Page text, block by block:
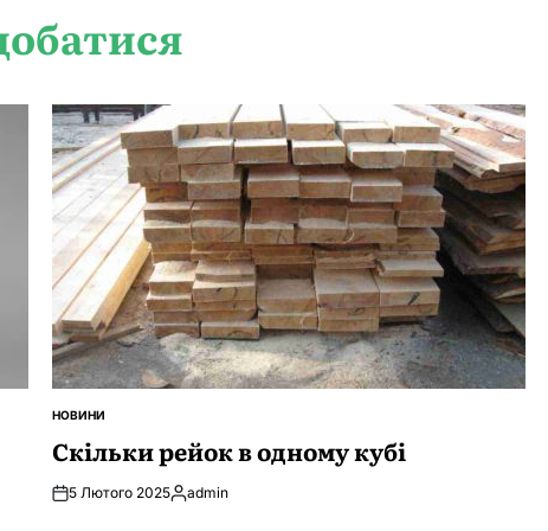
ОПУБЛІКУВАТИ
НОВИНИ
Скільки рейок в одному кубі
5 Лютого 2025Опубліковано
admin